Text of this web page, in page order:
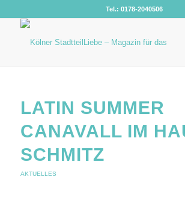
Tel.: 0178-2040506
LATIN SUMMER
CANAVALL IM
SCHMITZ
AKTUELLES